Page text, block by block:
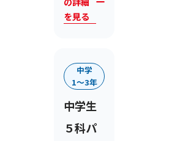
を見る
中学
1〜3年
中学生
５科パ